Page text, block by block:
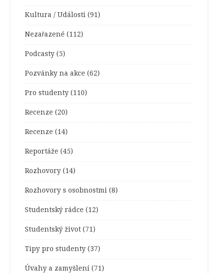
Kultura / Události (91)
Nezařazené (112)
Podcasty (5)
Pozvánky na akce (62)
Pro studenty (110)
Recenze (20)
Recenze (14)
Reportáže (45)
Rozhovory (14)
Rozhovory s osobnostmi (8)
Studentský rádce (12)
Studentský život (71)
Tipy pro studenty (37)
Úvahy a zamyšlení (71)